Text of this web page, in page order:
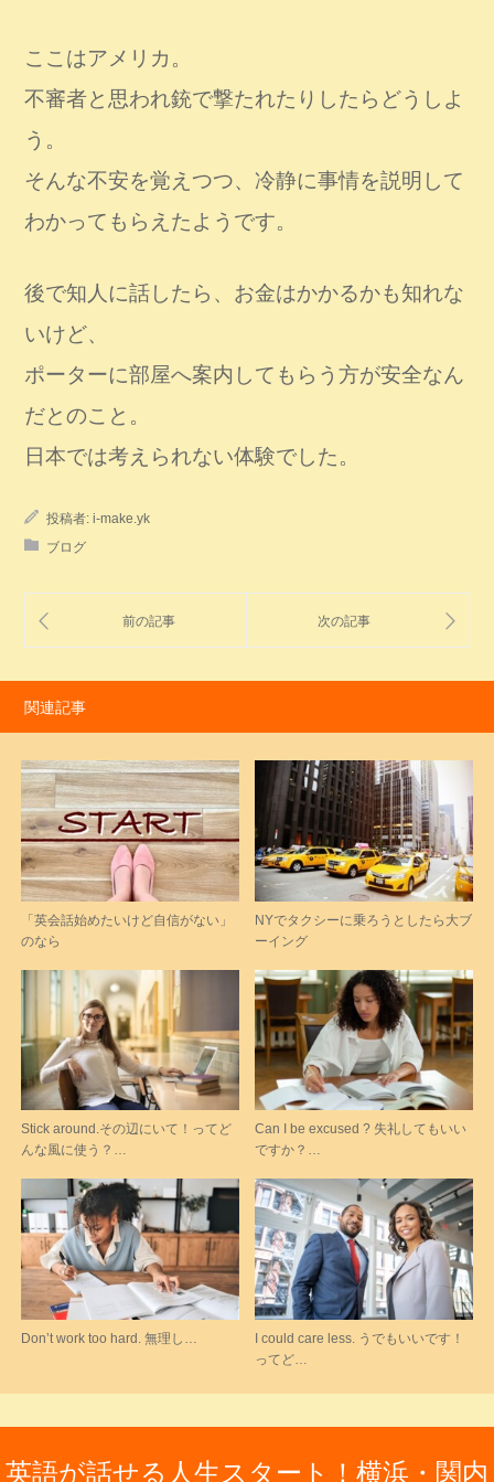
ここはアメリカ。
不審者と思われ銃で撃たれたりしたらどうしよ
う。
そんな不安を覚えつつ、冷静に事情を説明して
わかってもらえたようです。
後で知人に話したら、お金はかかるかも知れな
いけど、
ポーターに部屋へ案内してもらう方が安全なん
だとのこと。
日本では考えられない体験でした。
投稿者: i-make.yk
ブログ
関連記事
「英会話始めたいけど自信がない」
のなら
NYでタクシーに乗ろうとしたら大ブ
ーイング
Stick around.その辺にいて！ってど
んな風に使う？…
Can I be excused ? 失礼してもいい
ですか？…
Don’t work too hard. 無理し…
I could care less. うでもいいです！
ってど…
英語が話せる人生スタート！横浜・関内